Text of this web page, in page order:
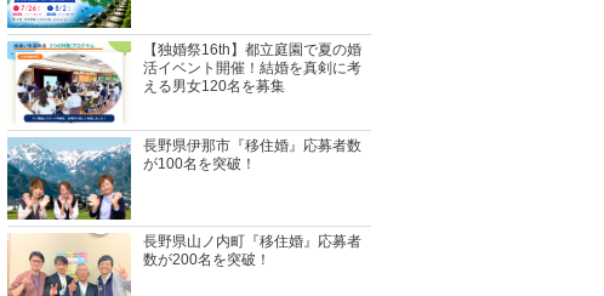
【独婚祭16th】都立庭園で夏の婚
活イベント開催！結婚を真剣に考
える男女120名を募集
長野県伊那市『移住婚』応募者数
が100名を突破！
長野県山ノ内町『移住婚』応募者
数が200名を突破！